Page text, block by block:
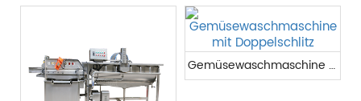
Gemüsewaschmaschine mit Doppelschlitz